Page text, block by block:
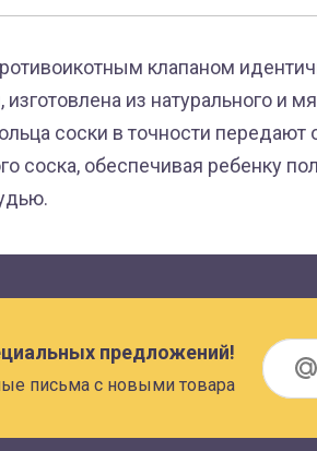
клапаном
изготовлена из натурального и
соски в точности
соска, обеспечивая ребенку
предложений!
письма с новыми товара